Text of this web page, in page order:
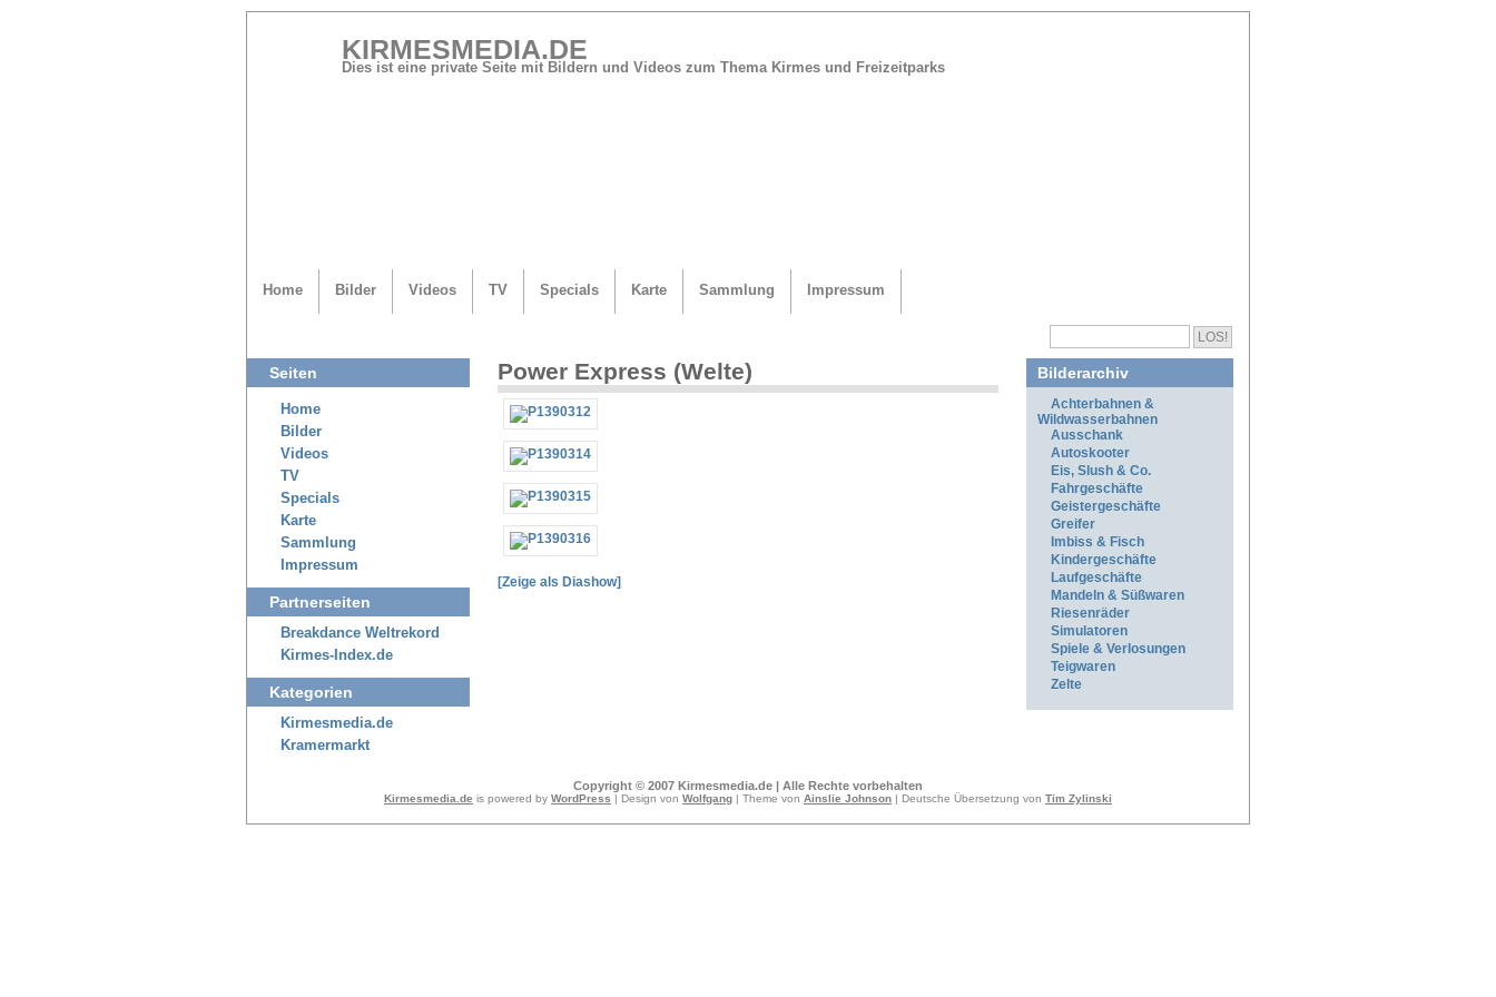
KIRMESMEDIA.DE
Dies ist eine private Seite mit Bildern und Videos zum Thema Kirmes und Freizeitparks
Home Bilder Videos TV Specials Karte Sammlung Impressum
Power Express (Welte)
[Zeige als Diashow]
Seiten
Home
Bilder
Videos
TV
Specials
Karte
Sammlung
Impressum
Partnerseiten
Breakdance Weltrekord
Kirmes-Index.de
Kategorien
Kirmesmedia.de
Kramermarkt
Bilderarchiv
Achterbahnen &
Wildwasserbahnen
Ausschank
Autoskooter
Eis, Slush & Co.
Fahrgeschäfte
Geistergeschäfte
Greifer
Imbiss & Fisch
Kindergeschäfte
Laufgeschäfte
Mandeln & Süßwaren
Riesenräder
Simulatoren
Spiele & Verlosungen
Teigwaren
Zelte
Copyright © 2007 Kirmesmedia.de | Alle Rechte vorbehalten
Kirmesmedia.de is powered by WordPress | Design von Wolfgang | Theme von Ainslie Johnson | Deutsche Übersetzung von Tim Zylinski